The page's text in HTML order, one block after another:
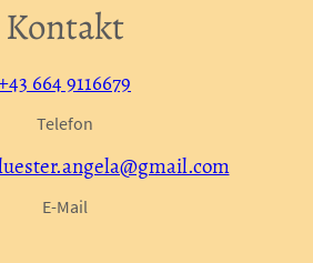
664 9116679
Telefon
Kontakt
E-Mail